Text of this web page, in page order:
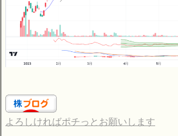
よろしければポチっとお願いします